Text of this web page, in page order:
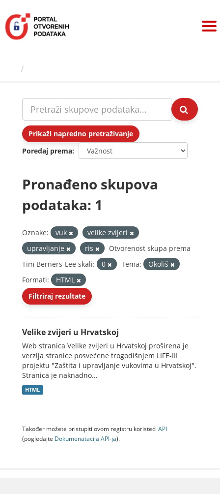
sadržaj
Prikaži napredno pretraživanje
Poredaj prema
Pronađeno skupova
podataka: 1
Oznake: vuk
velike zvijeri
upravljanje
ris
Otvorenost skupa prema
Tim Berners-Lee skali:
0 Tema:
Okoliš
Formati:
HTML
Filtriraj rezultate
Velike zvijeri u Hrvatskoj
Web stranica Velike zvijeri u Hrvatskoj proširena je
verzija stranice posvećene trogodišnjem LIFE-III
projektu "Zaštita i upravljanje vukovima u Hrvatskoj".
Stranica je naknadno...
HTML
Također možete pristupiti ovom registru koristeći API
(pogledajte Dokumenаtаcijа API-jа).